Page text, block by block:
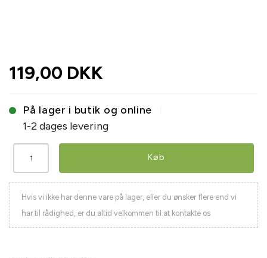
119,00 DKK
På lager i butik og online
1-2 dages levering
Køb
Hvis vi ikke har denne vare på lager, eller du ønsker flere end vi
har til rådighed, er du altid velkommen til at kontakte os